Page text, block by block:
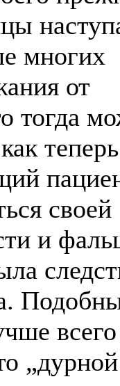
многих
от
тогда
теперь
своей
и
всего